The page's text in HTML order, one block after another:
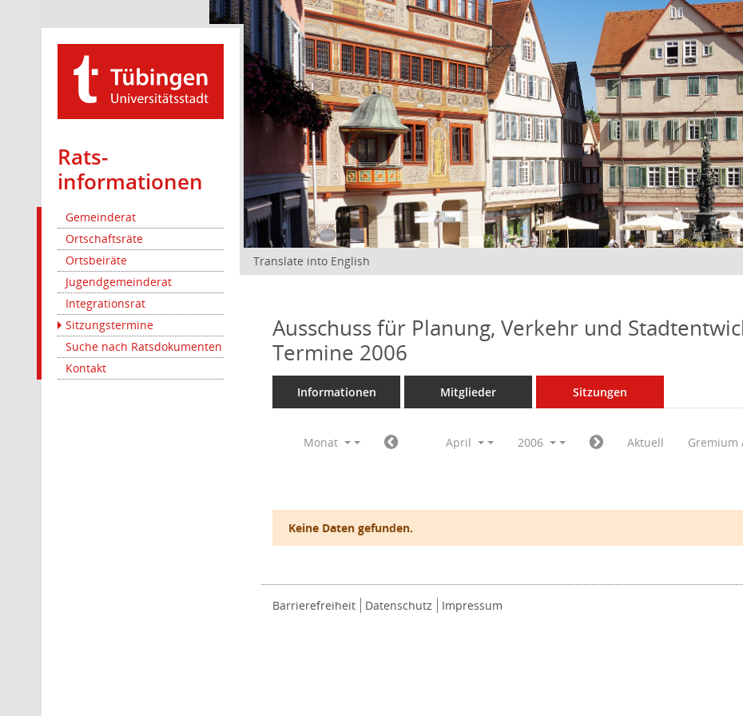
Rats­
informationen
Gemeinderat
Ortschaftsräte
Ortsbeiräte
Jugendgemeinderat
Integrationsrat
Sitzungstermine
Suche nach Ratsdokumenten
Kontakt
Translate into English
Ausschuss für Planung, Verkehr und
Termine 2006
Informationen Mitglieder Sitzungen
Monat April 2006 Aktuell Gremium
Keine Daten gefunden.
Barrierefreiheit Datenschutz Impressum